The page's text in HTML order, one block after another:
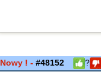
Nowy ! -#48152 ?